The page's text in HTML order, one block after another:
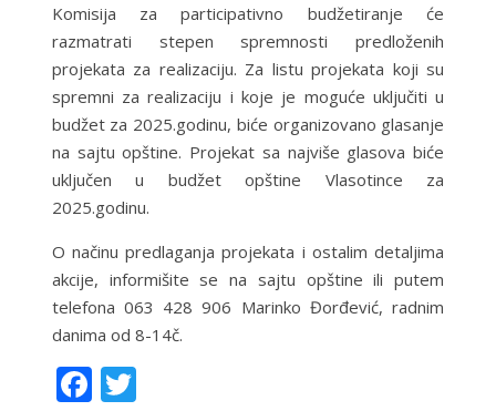
Komisija za participativno budžetiranje će
razmatrati stepen spremnosti predloženih
projekata za realizaciju. Za listu projekata koji su
spremni za realizaciju i koje je moguće uključiti u
budžet za 2025.godinu, biće organizovano glasanje
na sajtu opštine. Projekat sa najviše glasova biće
uključen u budžet opštine Vlasotince za
2025.godinu.
O načinu predlaganja projekata i ostalim detaljima
akcije, informišite se na sajtu opštine ili putem
telefona 063 428 906 Marinko Đorđević, radnim
danima od 8-14č.
F T